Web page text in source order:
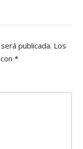
publicada. Los
*